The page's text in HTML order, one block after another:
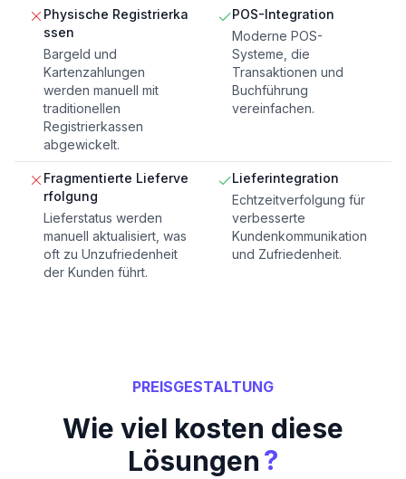
Physische Registrierka
ssen
Bargeld und
Kartenzahlungen
werden manuell mit
traditionellen
Registrierkassen
abgewickelt.
POS-Integration
Moderne POS-
Systeme, die
Transaktionen und
Buchführung
vereinfachen.
Fragmentierte Lieferve
rfolgung
Lieferstatus werden
manuell aktualisiert, was
oft zu Unzufriedenheit
der Kunden führt.
Lieferintegration
Echtzeitverfolgung für
verbesserte
Kundenkommunikation
und Zufriedenheit.
PREISGESTALTUNG
Wie viel kosten diese
Lösungen?